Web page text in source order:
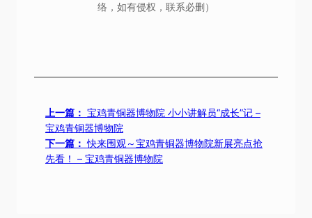
络，如有侵权，联系必删）
上一篇： 宝鸡青铜器博物院 小小讲解员“成长”记 –
宝鸡青铜器博物院
下一篇： 快来围观～宝鸡青铜器博物院新展亮点抢
先看！ – 宝鸡青铜器博物院